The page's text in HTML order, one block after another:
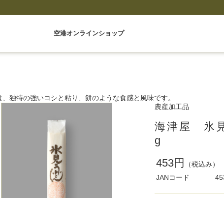
空港オンラインショップ
、独特の強いコシと粘り、餅のような食感と風味です。
農産加工品
海津屋 氷
g
453円
（税込み）
JANコード